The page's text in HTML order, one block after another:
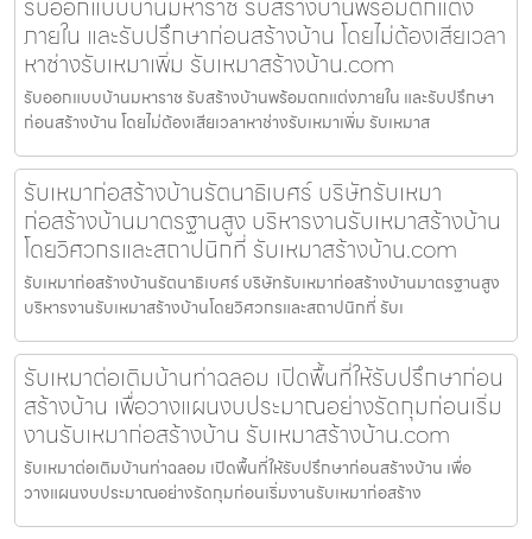
ภายใน และรับปรึกษาก่อนสร้างบ้าน โดยไม่ต้องเสียเวลา
หาช่างรับเหมาเพิ่ม รับเหมาสร้างบ้าน.com
รับออกแบบบ้านมหาราช รับสร้างบ้านพร้อมตกแต่งภายใน และรับปรึกษา
ก่อนสร้างบ้าน โดยไม่ต้องเสียเวลาหาช่างรับเหมาเพิ่ม รับเหมาส
รับเหมาก่อสร้างบ้านรัตนาธิเบศร์ บริษัทรับเหมา
ก่อสร้างบ้านมาตรฐานสูง บริหารงานรับเหมาสร้างบ้าน
โดยวิศวกรและสถาปนิกที่ รับเหมาสร้างบ้าน.com
รับเหมาก่อสร้างบ้านรัตนาธิเบศร์ บริษัทรับเหมาก่อสร้างบ้านมาตรฐานสูง
บริหารงานรับเหมาสร้างบ้านโดยวิศวกรและสถาปนิกที่ รับเ
รับเหมาต่อเติมบ้านท่าฉลอม เปิดพื้นที่ให้รับปรึกษาก่อน
สร้างบ้าน เพื่อวางแผนงบประมาณอย่างรัดกุมก่อนเริ่ม
งานรับเหมาก่อสร้างบ้าน รับเหมาสร้างบ้าน.com
รับเหมาต่อเติมบ้านท่าฉลอม เปิดพื้นที่ให้รับปรึกษาก่อนสร้างบ้าน เพื่อ
วางแผนงบประมาณอย่างรัดกุมก่อนเริ่มงานรับเหมาก่อสร้าง